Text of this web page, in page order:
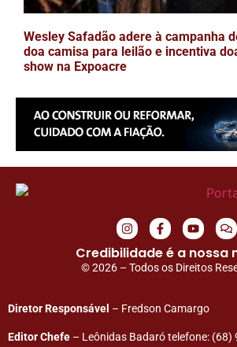
Wesley Safadão adere à campanha
doa camisa para leilão e incentiva
show na Expoacre
Credibilidade é a nossa
© 2026 – Todos os Direitos
Diretor Responsável – Fredson Camargo
Editor Chefe – Leônidas Badaró telefone: (68)